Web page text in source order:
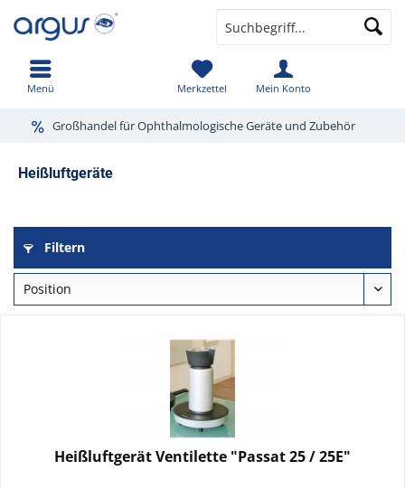
Menü Merkzettel Mein Konto
Großhandel für Ophthalmologische Geräte und Zubehör
Heißluftgeräte
Filtern
Heißluftgerät Ventilette "Passat 25 / 25E"